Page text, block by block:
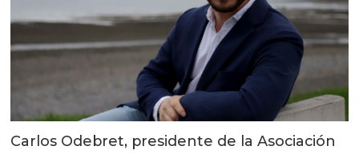
Carlos Odebret, presidente de la Asociación